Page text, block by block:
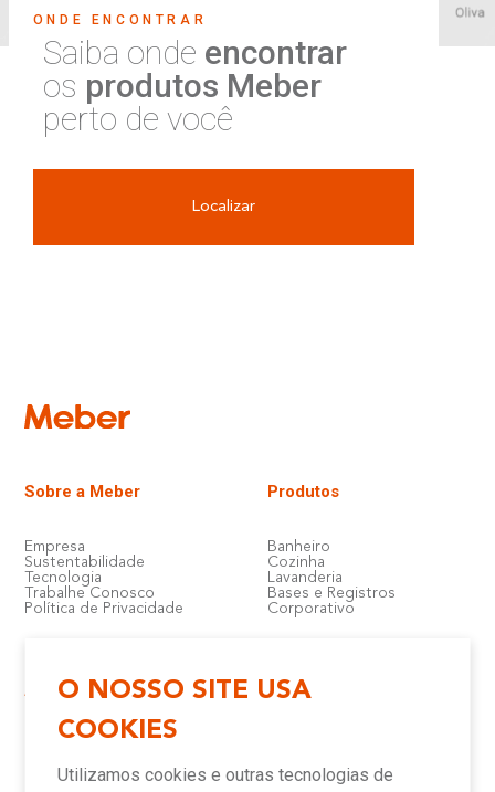
O NOSSO SITE USA
COOKIES
Utilizamos cookies e outras tecnologias de
ONDE ENCONTRAR
Saiba onde encontrar
os produtos Meber
perto de você
Localizar
Sobre a Meber
Empresa
Sustentabilidade
Tecnologia
Trabalhe Conosco
Política de Privacidade
Produtos
Banheiro
Cozinha
Lavanderia
Bases e Registros
Corporativo
Atendimento e Suporte
Downloads
Onde Encontrar
Televendas